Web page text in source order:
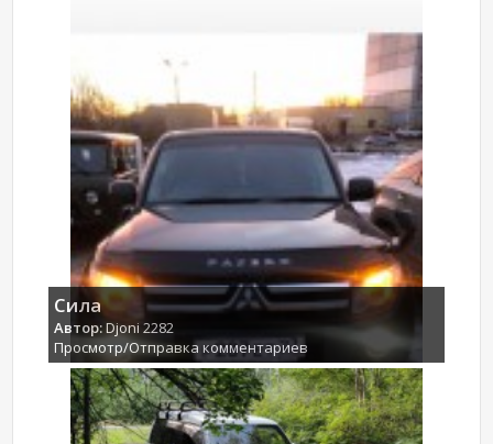
Сила
Автор:Djoni 2282
Просмотр/Отправка комментариев